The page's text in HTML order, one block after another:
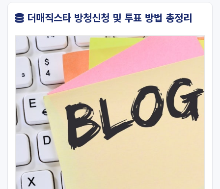
더매직스타 방청신청 및 투표 방법 총정리